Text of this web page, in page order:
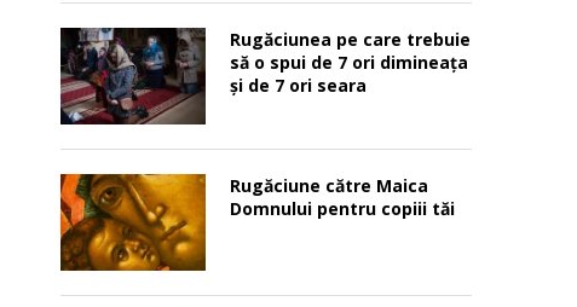
Rugăciunea pe care trebuie
să o spui de 7 ori dimineața
și de 7 ori seara
Rugăciune către Maica
Domnului pentru copiii tăi